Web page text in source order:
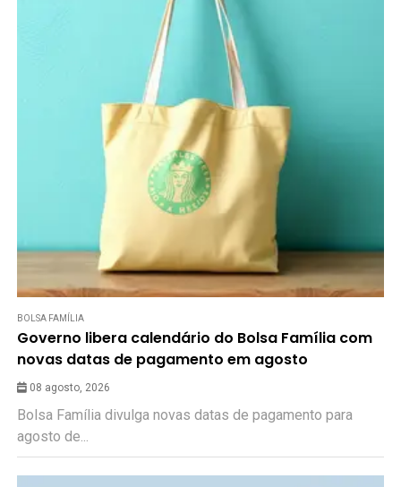
BOLSA FAMÍLIA
Governo libera calendário do Bolsa Família com
novas datas de pagamento em agosto
08 agosto, 2026
Bolsa Família divulga novas datas de pagamento para
agosto de...